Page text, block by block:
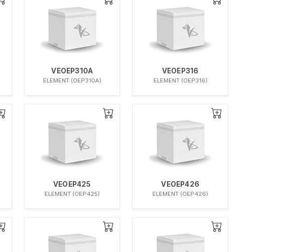
VEOEP310A
ELEMENT (OEP310A)
VEOEP316
ELEMENT (OEP316)
VEOEP425
ELEMENT (OEP425)
VEOEP426
ELEMENT (OEP426)